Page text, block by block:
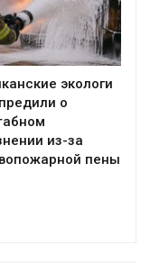
экологи
о
из-за
пены